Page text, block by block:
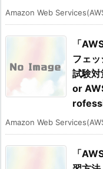
Amazon Web
「
フェ
試験
or
Amazon Web
「